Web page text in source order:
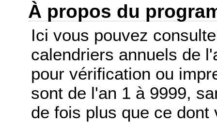
À propos du
Ici vous pouvez
calendriers annuels de
pour vérification ou
sont de l'an 1 à 9999,
de fois plus que ce dont